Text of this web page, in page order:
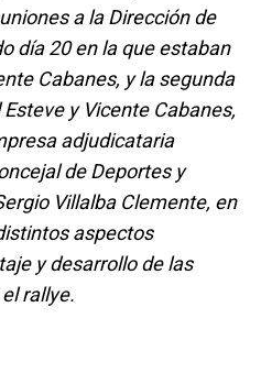
a la Dirección de
día 20 en la que estaban
Cabanes, y la segunda
y Vicente Cabanes,
adjudicataria
de Deportes y
Villalba Clemente, en
aspectos
y desarrollo de las
rallye.